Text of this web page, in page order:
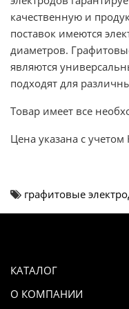
качественную и
поставок имеются
диаметров.
являются
подходят для
Товар имеет все
Цена указана с учетом
графитовые
КАТАЛОГ
О КОМПАНИИ